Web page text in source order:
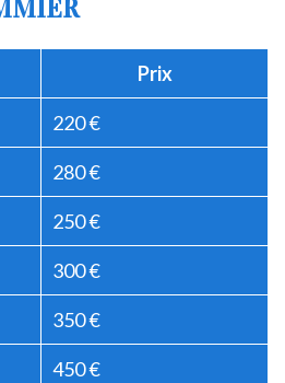
Prix
220 €
280 €
250 €
300 €
350 €
450 €